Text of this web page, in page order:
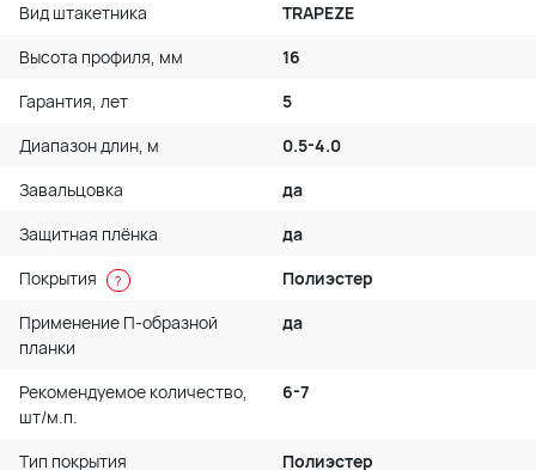
Вид штакетника
TRAPEZE
Высота профиля, мм
16
Гарантия, лет
5
Диапазон длин, м
0.5-4.0
Завальцовка
да
Защитная плёнка
да
Покрытия
?
Полиэстер
Применение П-образной
планки
да
Рекомендуемое количество,
шт/м.п.
6-7
Тип покрытия
Полиэстер